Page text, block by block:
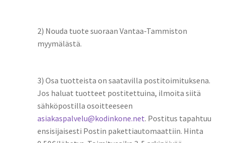
2) Nouda tuote suoraan Vantaa-Tammiston
myymälästä.
3) Osa tuotteista on saatavilla postitoimituksena.
Jos haluat tuotteet postitettuina, ilmoita siitä
sähköpostilla osoitteeseen
asiakaspalvelu@kodinkone.net. Postitus tapahtuu
ensisijaisesti Postin pakettiautomaattiin. Hinta